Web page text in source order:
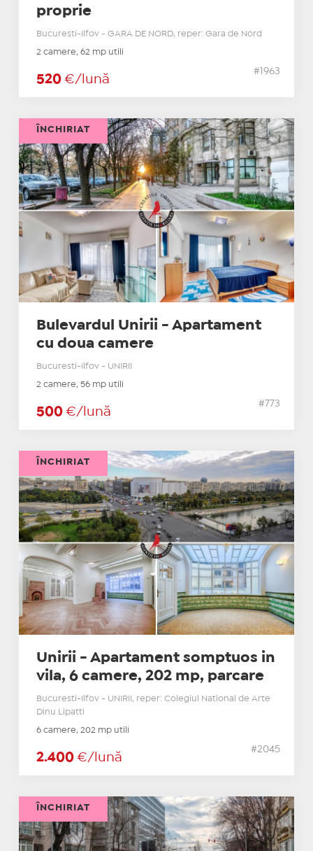
proprie
Bucuresti-Ilfov - GARA DE NORD, reper: Gara de Nord
2 camere, 62 mp utili
520 €/lună
#1963
Bulevardul Unirii - Apartament
cu doua camere
Bucuresti-Ilfov - UNIRII
2 camere, 56 mp utili
500 €/lună
#773
ÎNCHIRIAT
Unirii - Apartament somptuos in
vila, 6 camere, 202 mp, parcare
Bucuresti-Ilfov - UNIRII, reper: Colegiul National de Arte
Dinu Lipatti
6 camere, 202 mp utili
2.400 €/lună
#2045
ÎNCHIRIAT
ÎNCHIRIAT